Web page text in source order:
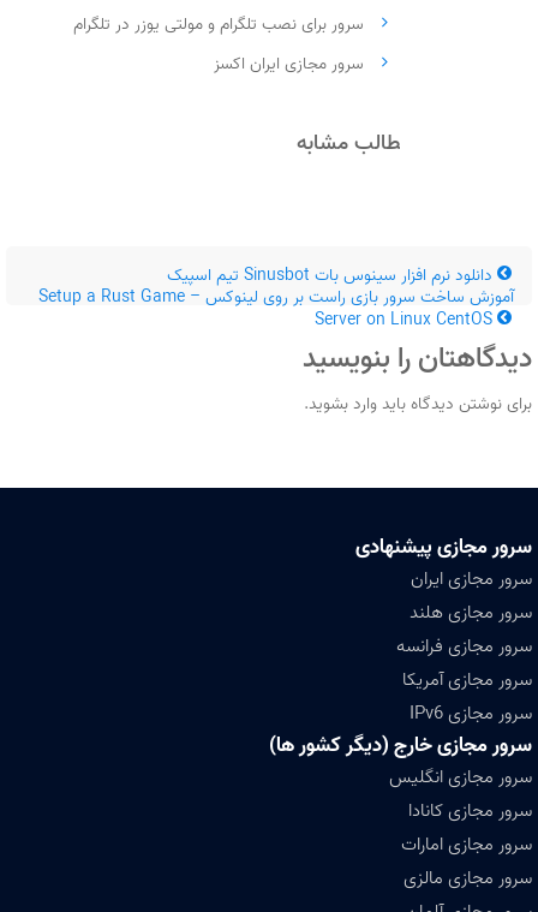
سرور برای نصب تلگرام و مولتی یوزر در تلگرام
سرور مجازی ایران اکسز
مطالب مشابه
دانلود نرم افزار سینوس بات Sinusbot تیم اسپیک
آموزش ساخت سرور بازی راست بر روی لینوکس – Setup a Rust Game
Server on Linux CentOS
دیدگاهتان را بنویسید
برای نوشتن دیدگاه بایدوارد بشوید.
سرور مجازی پیشنهادی
سرور مجازی ایران
سرور مجازی هلند
سرور مجازی فرانسه
سرور مجازی آمریکا
سرور مجازی IPv6
سرور مجازی خارج (دیگر کشور ها)
سرور مجازی انگلیس
سرور مجازی کانادا
سرور مجازی امارات
سرور مجازی مالزی